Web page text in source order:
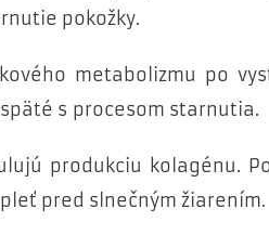
pokožky.
metabolizmu po
s procesom starnutia.
produkciu kolagénu.
pred slnečným žiarením.